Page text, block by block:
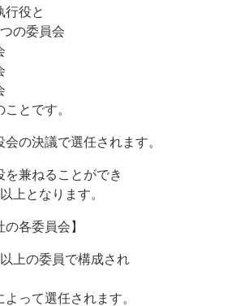
役と
の委員会
とです。
の決議で選任されます。
兼ねることができ
上となります。
の各委員会】
上の委員で構成され
って選任されます。